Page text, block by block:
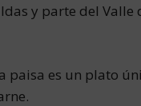
y parte del Valle
paisa es un plato